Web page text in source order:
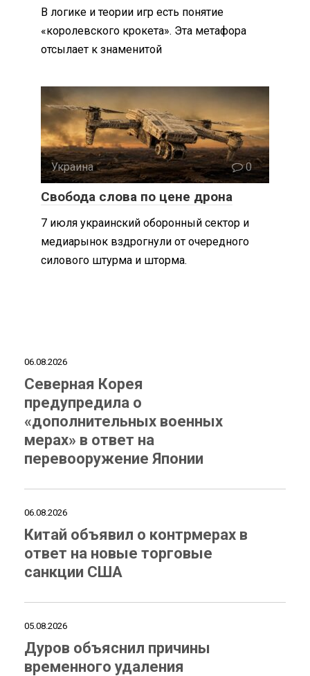
В логике и теории игр есть понятие
«королевского крокета». Эта метафора
отсылает к знаменитой
Украина 0
Свобода слова по цене дрона
7 июля украинский оборонный сектор и
медиарынок вздрогнули от очередного
силового штурма и шторма.
06.08.2026
Северная Корея
предупредила о
«дополнительных военных
мерах» в ответ на
перевооружение Японии
06.08.2026
Китай объявил о контрмерах в
ответ на новые торговые
санкции США
05.08.2026
Дуров объяснил причины
временного удаления